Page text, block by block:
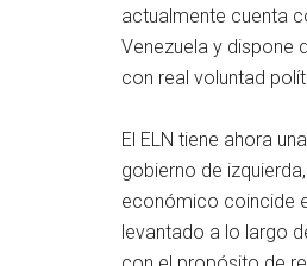
actualmente cuenta
Venezuela y dispone
con real voluntad
El ELN tiene ahora
gobierno de
económico coincide
levantado a lo largo